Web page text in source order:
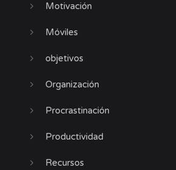
Motivación
Móviles
objetivos
Organización
Procrastinación
Productividad
Recursos